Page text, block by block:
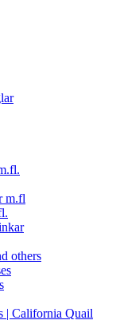
m.fl
others
| California Quail